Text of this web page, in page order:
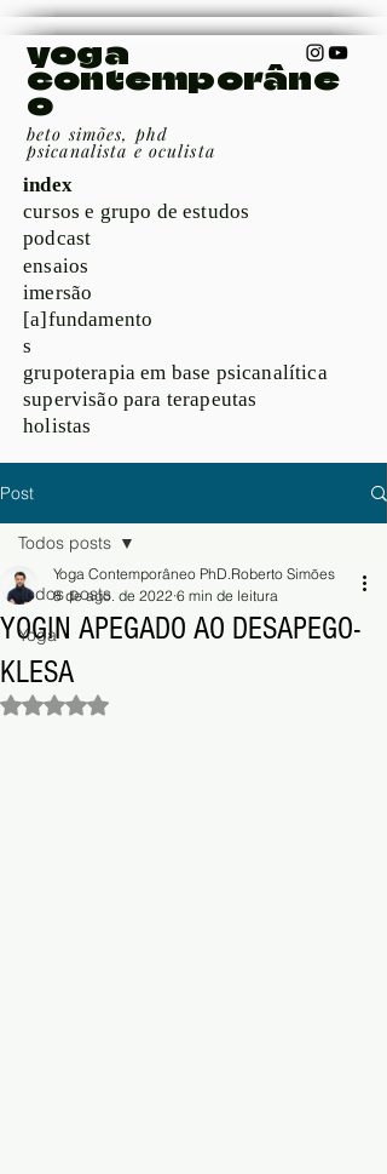
yoga
contemporâne
o
beto simões, phd
psicanalista e oculista
index
cursos e grupo de estudos
podcast
ensaios
imersão
[a]fundamento
s
grupoterapia em base psicanalítica
supervisão para terapeutas
holistas
Post
Todos posts
Yoga
Todos posts
YOGIN APEGADO AO DESAPEGO-
KLESA
Yoga Contemporâneo PhD.Roberto Simões
8 de ago. de 2022 6 min de leitura
Avaliado com NaN de 5 estrelas.